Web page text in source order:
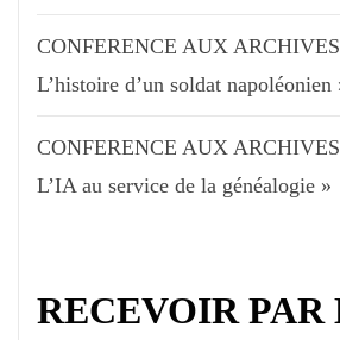
CONFERENCE AUX
L’histoire d’un soldat napoléonien
CONFERENCE AUX
L’IA au service de la généalogie »
RECEVOIR